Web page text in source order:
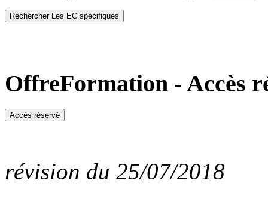
OffreFormation - Accès
révision du 25/07/2018